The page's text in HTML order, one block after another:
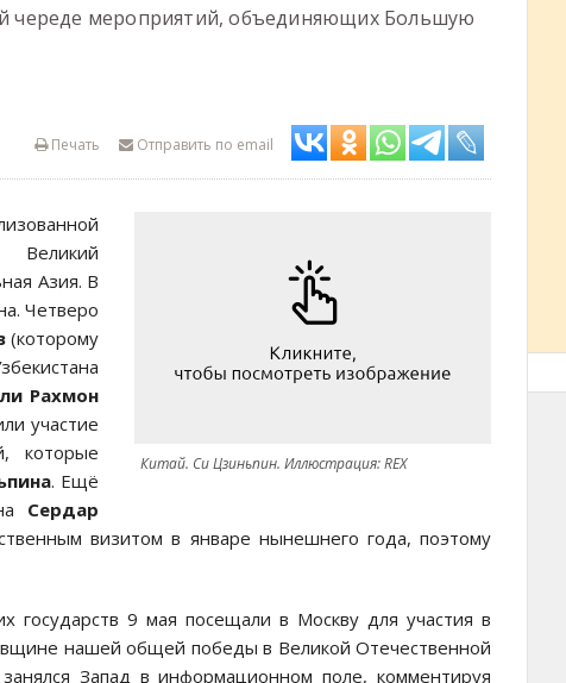
череде мероприятий, объединяющих Большую
Отправить по email
Печать
Китай. Си Цзиньпин. Иллюстрация: REX
Великий
Азия. В
Четверо
(которому
Рахмон
участие
которые
. Ещё
Сердар
визитом в январе нынешнего года, поэтому
государств 9 мая посещали в Москву для участия в
нашей общей победы в Великой Отечественной
Запад в информационном поле, комментируя